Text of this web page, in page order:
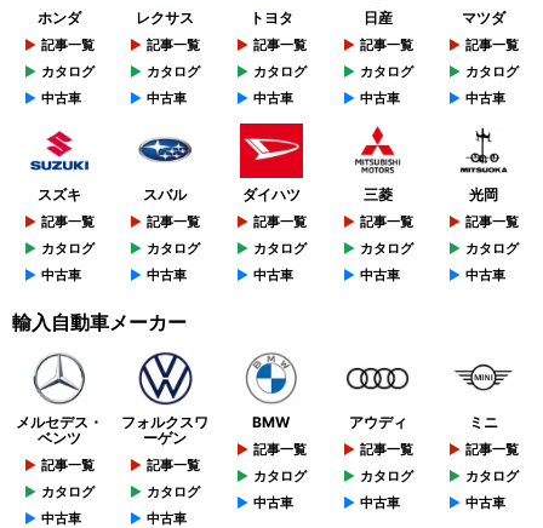
ホンダ
記事一覧
カタログ
中古車
レクサス
記事一覧
カタログ
中古車
トヨタ
記事一覧
カタログ
中古車
日産
記事一覧
カタログ
中古車
マツダ
記事一覧
カタログ
中古車
スズキ
記事一覧
カタログ
中古車
スバル
記事一覧
カタログ
中古車
ダイハツ
記事一覧
カタログ
中古車
三菱
記事一覧
カタログ
中古車
光岡
記事一覧
カタログ
中古車
輸入自動車メーカー
メルセデス・
ベンツ
記事一覧
カタログ
中古車
フォルクスワ
ーゲン
記事一覧
カタログ
中古車
BMW
記事一覧
カタログ
中古車
アウディ
記事一覧
カタログ
中古車
ミニ
記事一覧
カタログ
中古車